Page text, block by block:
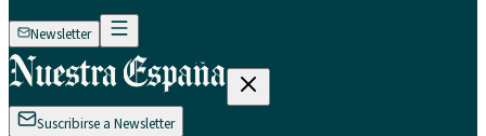
Newsletter
Suscribirse a Newsletter